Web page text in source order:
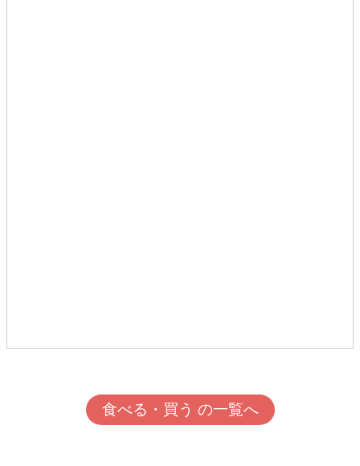
食べる・買う の一覧へ